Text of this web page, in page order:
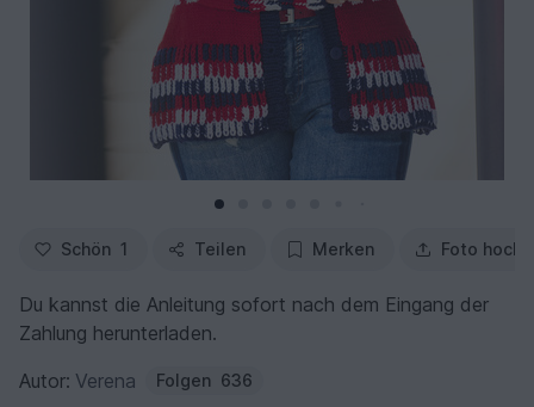
Schön 1 Teilen Merken Foto
Du kannst die Anleitung sofort nach dem Eingang der
Zahlung herunterladen.
Autor: Verena Folgen 636